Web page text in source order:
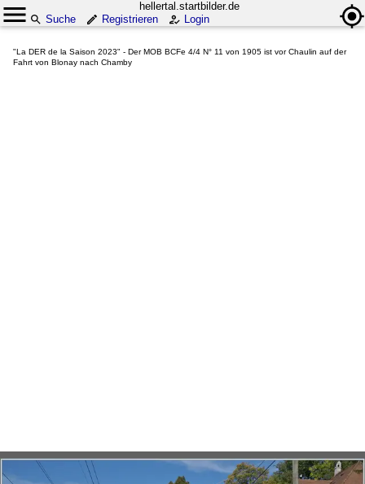
hellertal.startbilder.de
Suche
Registrieren Login
"La DER de la Saison 2023" - Der MOB BCFe 4/4 N° 11 von 1905 ist vor Chaulin auf der
Fahrt von Blonay nach Chamby